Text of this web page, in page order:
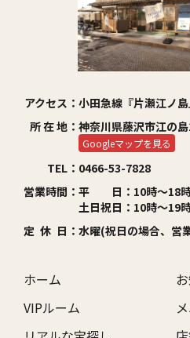
アクセス： 小田急線『片瀬江ノ
所 在 地： 神奈川県藤沢市江の
Googleマップを見る
TEL： 0466-53-7828
営業時間： 平 日：10時～18
土日祝日：10時～19
定 休 日： 水曜(祝日の場合、営
ホーム
VIPルーム